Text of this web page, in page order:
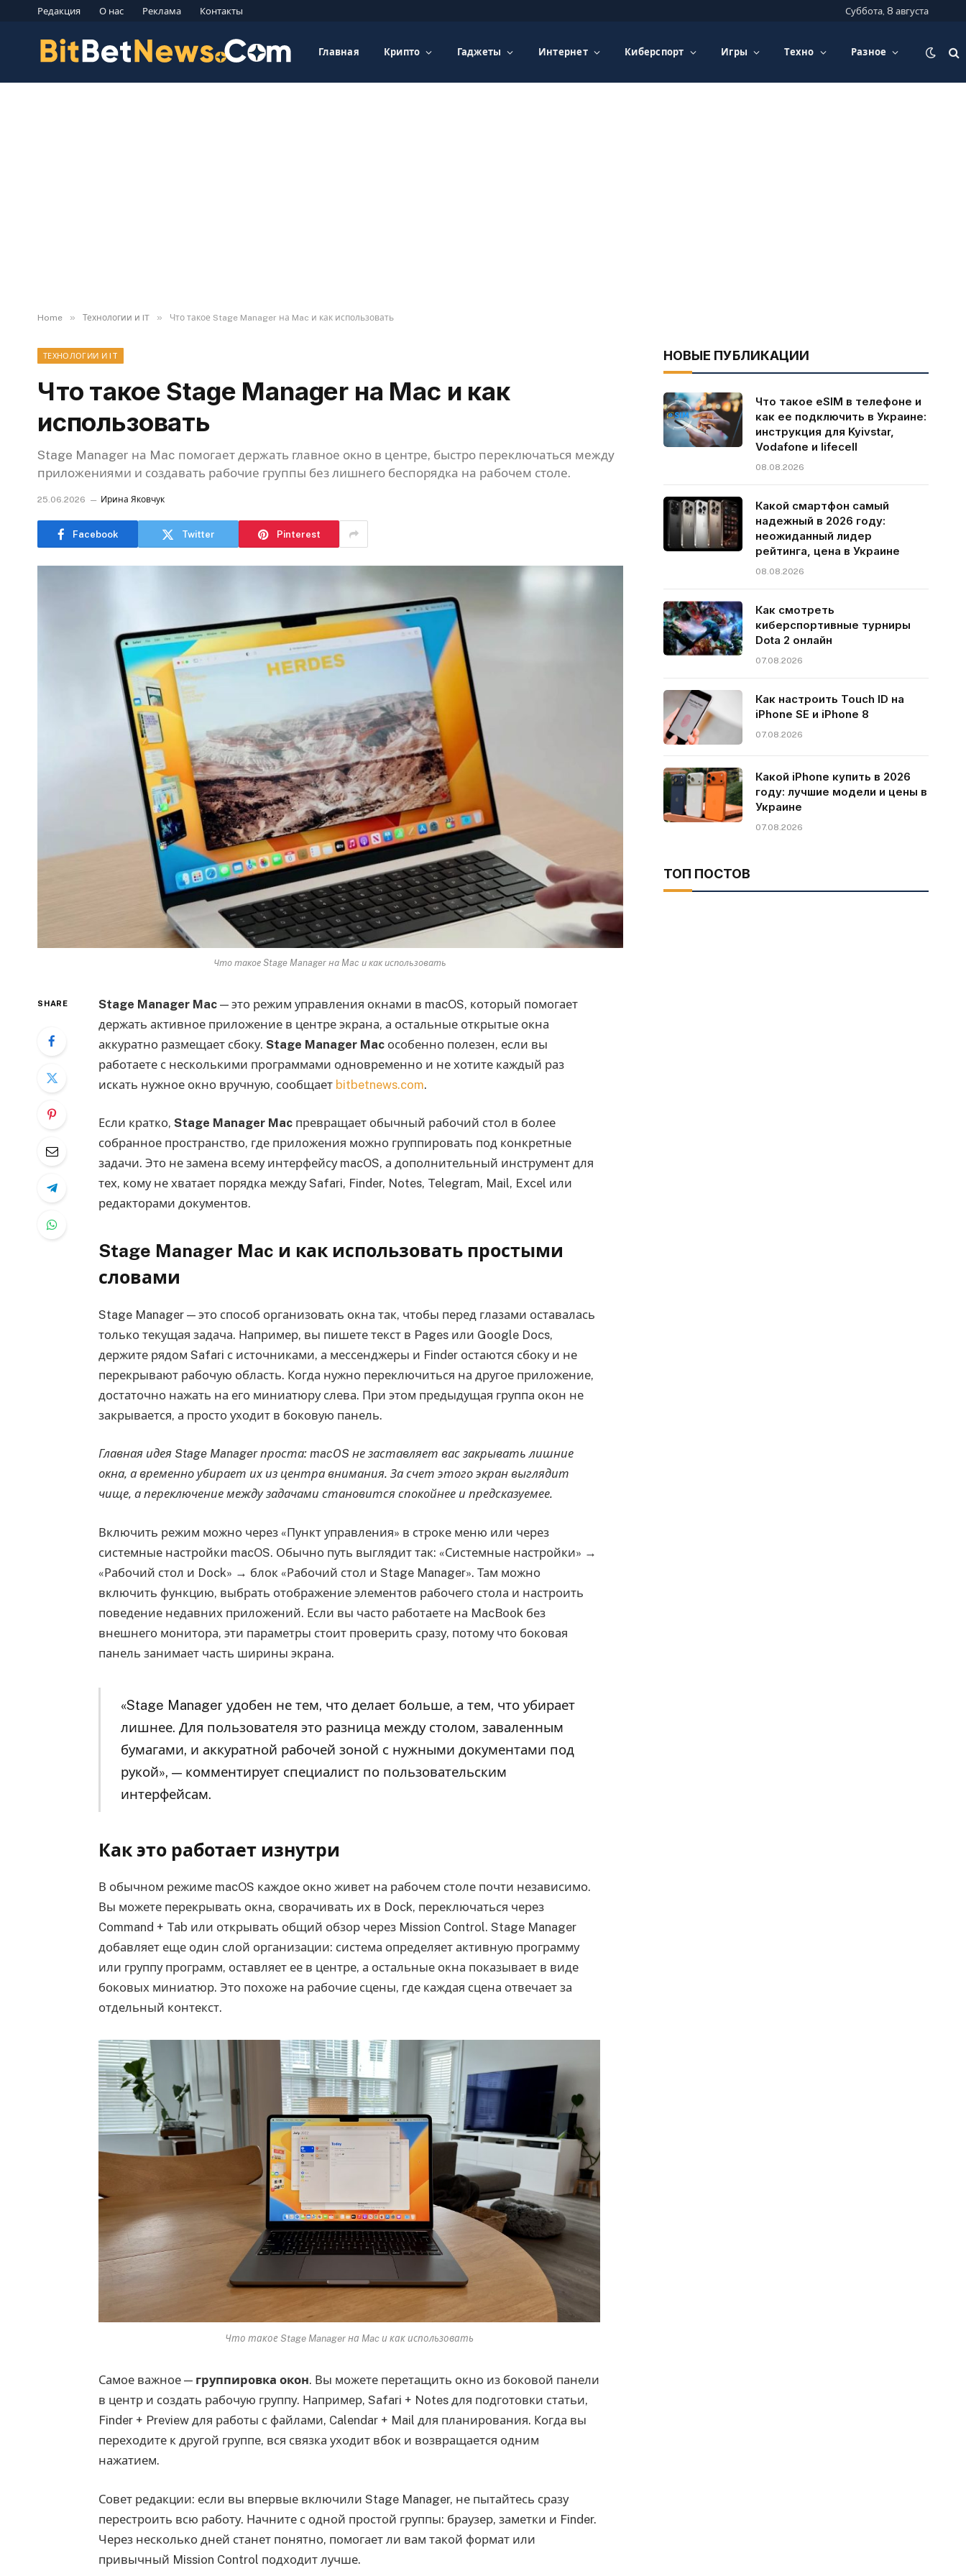
Редакция О нас Реклама Контакты Суббота, 8 августа
Главная Крипто Гаджеты Интернет Киберспорт Игры Техно Разное
Home » Технологии и IT » Что такое Stage Manager на Mac и как использовать
ТЕХНОЛОГИИ И IT
Что такое Stage Manager на Mac и как
использовать
Stage Manager на Mac помогает держать главное окно в центре, быстро переключаться между
приложениями и создавать рабочие группы без лишнего беспорядка на рабочем столе.
25.06.2026 Ирина Яковчук
Facebook Twitter Pinterest
Что такое Stage Manager на Mac и как использовать
SHARE Stage Manager Mac— это режим управления окнами в macOS, который помогает
держать активное приложение в центре экрана, а остальные открытые окна
аккуратно размещает сбоку. Stage Manager Macособенно полезен, если вы
работаете с несколькими программами одновременно и не хотите каждый раз
искать нужное окно вручную, сообщает bitbetnews.com.
Если кратко, Stage Manager Macпревращает обычный рабочий стол в более
собранное пространство, где приложения можно группировать под конкретные
задачи. Это не замена всему интерфейсу macOS, а дополнительный инструмент для
тех, кому не хватает порядка между Safari, Finder, Notes, Telegram, Mail, Excel или
редакторами документов.
Stage Manager Mac и как использовать простыми
словами
Stage Manager — это способ организовать окна так, чтобы перед глазами оставалась
только текущая задача. Например, вы пишете текст в Pages или Google Docs,
держите рядом Safari с источниками, а мессенджеры и Finder остаются сбоку и не
перекрывают рабочую область. Когда нужно переключиться на другое приложение,
достаточно нажать на его миниатюру слева. При этом предыдущая группа окон не
закрывается, а просто уходит в боковую панель.
Главная идея Stage Manager проста: macOS не заставляет вас закрывать лишние
окна, а временно убирает их из центра внимания. За счет этого экран выглядит
чище, а переключение между задачами становится спокойнее и предсказуемее.
Включить режим можно через «Пункт управления» в строке меню или через
системные настройки macOS. Обычно путь выглядит так: «Системные настройки» →
«Рабочий стол и Dock» → блок «Рабочий стол и Stage Manager». Там можно
включить функцию, выбрать отображение элементов рабочего стола и настроить
поведение недавних приложений. Если вы часто работаете на MacBook без
внешнего монитора, эти параметры стоит проверить сразу, потому что боковая
панель занимает часть ширины экрана.
«Stage Manager удобен не тем, что делает больше, а тем, что убирает
лишнее. Для пользователя это разница между столом, заваленным
бумагами, и аккуратной рабочей зоной с нужными документами под
рукой», — комментирует специалист по пользовательским
интерфейсам.
Как это работает изнутри
В обычном режиме macOS каждое окно живет на рабочем столе почти независимо.
Вы можете перекрывать окна, сворачивать их в Dock, переключаться через
Command + Tab или открывать общий обзор через Mission Control. Stage Manager
добавляет еще один слой организации: система определяет активную программу
или группу программ, оставляет ее в центре, а остальные окна показывает в виде
боковых миниатюр. Это похоже на рабочие сцены, где каждая сцена отвечает за
отдельный контекст.
Что такое Stage Manager на Mac и как использовать
Самое важное — группировка окон. Вы можете перетащить окно из боковой панели
в центр и создать рабочую группу. Например, Safari + Notes для подготовки статьи,
Finder + Preview для работы с файлами, Calendar + Mail для планирования. Когда вы
переходите к другой группе, вся связка уходит вбок и возвращается одним
нажатием.
Совет редакции: если вы впервые включили Stage Manager, не пытайтесь сразу
перестроить всю работу. Начните с одной простой группы: браузер, заметки и Finder.
Через несколько дней станет понятно, помогает ли вам такой формат или
привычный Mission Control подходит лучше.
НОВЫЕ ПУБЛИКАЦИИ
Что такое eSIM в телефоне и
как ее подключить в Украине:
инструкция для Kyivstar,
Vodafone и lifecell
08.08.2026
Какой смартфон самый
надежный в 2026 году:
неожиданный лидер
рейтинга, цена в Украине
08.08.2026
Как смотреть
киберспортивные турниры
Dota 2 онлайн
07.08.2026
Как настроить Touch ID на
iPhone SE и iPhone 8
07.08.2026
Какой iPhone купить в 2026
году: лучшие модели и цены в
Украине
07.08.2026
ТОП ПОСТОВ